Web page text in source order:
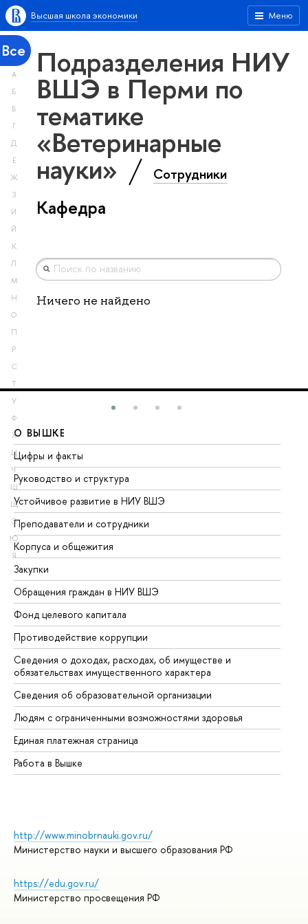
Меню
Высшая школа экономики
Все
А
Б
В
Г
Д
Е
Ж
З
И
Й
К
Л
М
Н
О
П
Р
С
Т
У
Ф
Х
Ц
Ч
Ш
Щ
Э
Ю
Я
Подразделения НИУ
ВШЭ в Перми по
тематике
«Ветеринарные
науки» Сотрудники
Кафедра
Ничего не найдено
О ВЫШКЕ
Цифры и факты
Руководство и структура
Устойчивое развитие в НИУ ВШЭ
Преподаватели и сотрудники
Корпуса и общежития
Закупки
Обращения граждан в НИУ ВШЭ
Фонд целевого капитала
Противодействие коррупции
Сведения о доходах, расходах, об имуществе и
обязательствах имущественного характера
Сведения об образовательной организации
Людям с ограниченными возможностями здоровья
Единая платежная страница
Работа в Вышке
http://www.minobrnauki.gov.ru/
Министерство науки и высшего образования РФ
https://edu.gov.ru/
Министерство просвещения РФ